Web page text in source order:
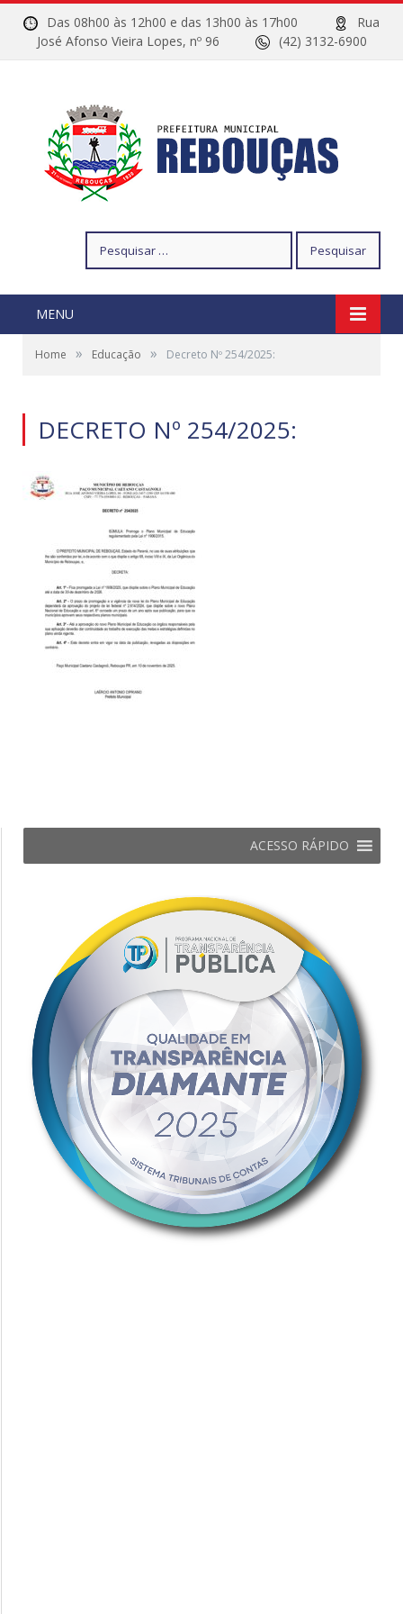
Das 08h00 às 12h00 e das 13h00 às 17h00
Rua
José Afonso Vieira Lopes, nº 96
(42) 3132-6900
por:
MENU
Home » Educação » Decreto Nº 254/2025:
DECRETO Nº 254/2025:
ACESSO RÁPIDO